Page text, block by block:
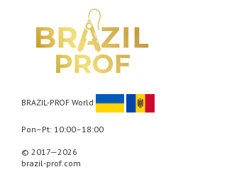
BRAZIL-PROF World
Pon–Pt: 10:00–18:00
© 2017—2026
brazil-prof.com